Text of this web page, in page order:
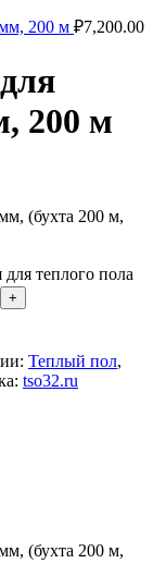
200 м ₽7,200.00
200 м
(бухта 200 м,
теплого пола
Теплый пол,
tso32.ru
(бухта 200 м,